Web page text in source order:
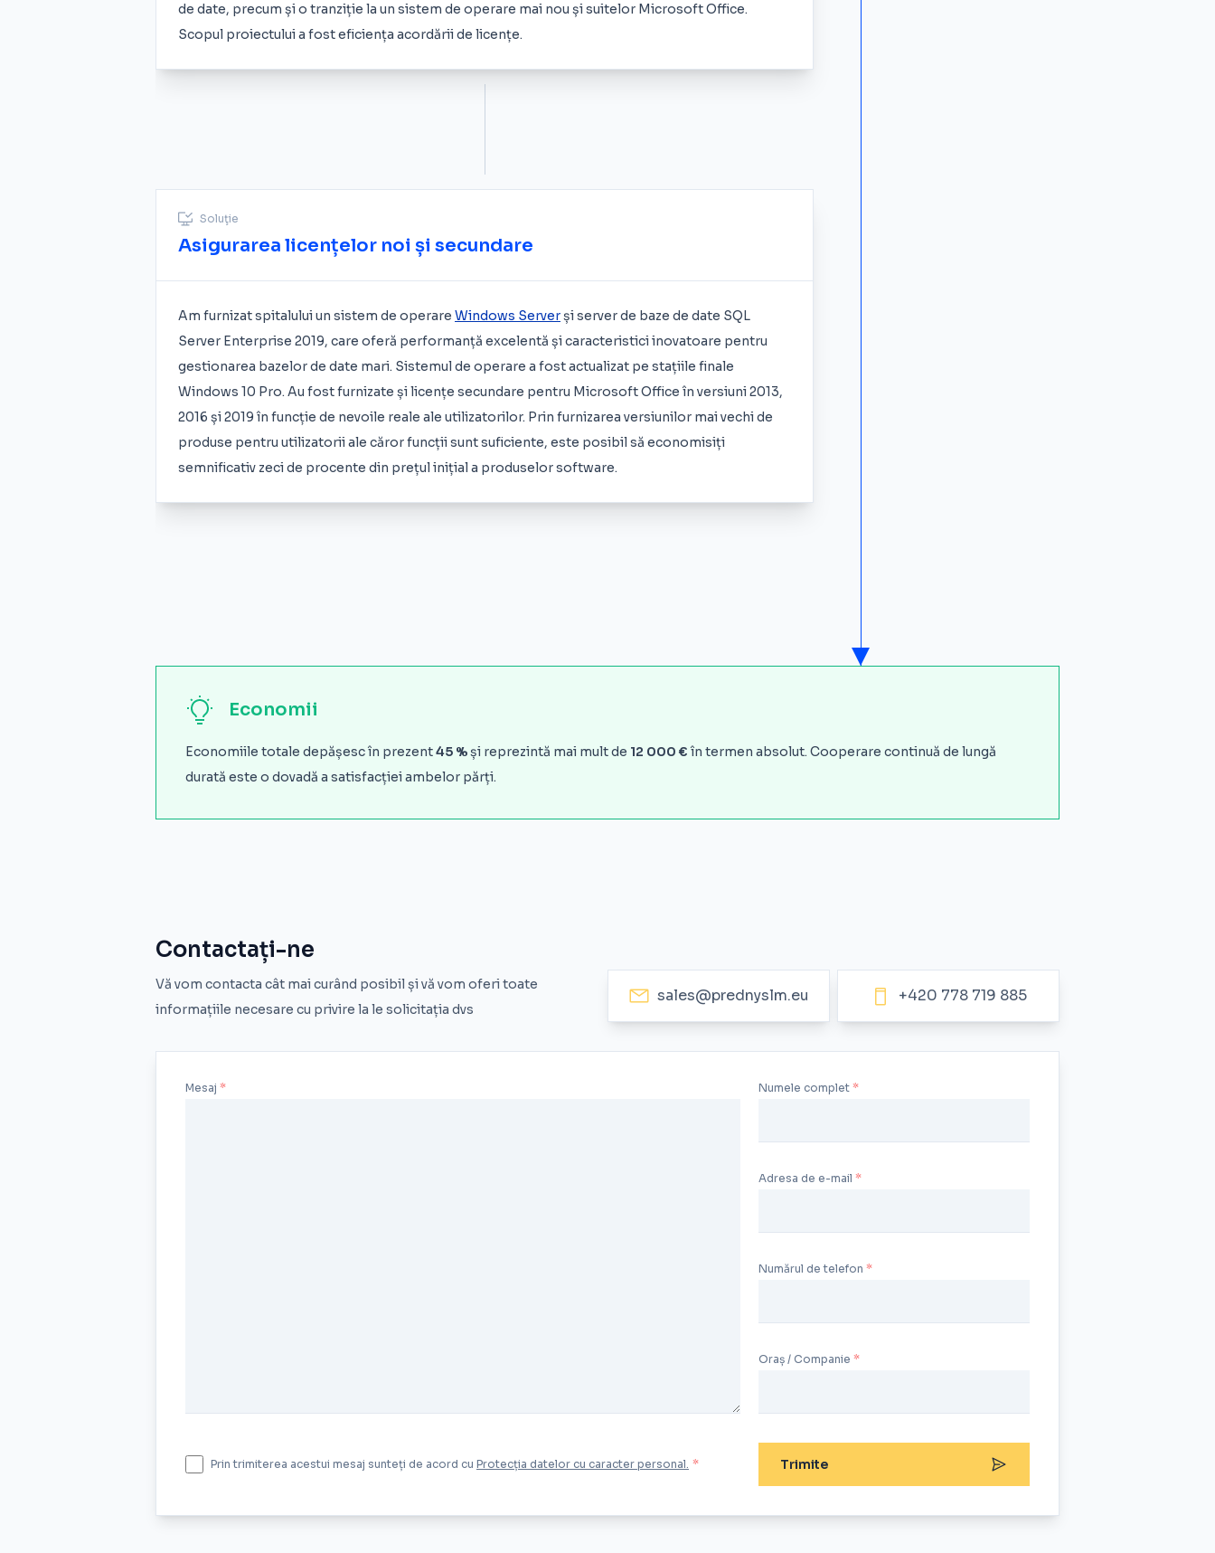
de date, precum și o tranziție la un sistem de operare mai nou și suitelor Microsoft Office.
Scopul proiectului a fost eficiența acordării de licențe.
Soluţie
Asigurarea licențelor noi și secundare
Am furnizat spitalului un sistem de operare Windows Serverși server de baze de date SQL
Server Enterprise 2019, care oferă performanță excelentă și caracteristici inovatoare pentru
gestionarea bazelor de date mari. Sistemul de operare a fost actualizat pe stațiile finale
Windows 10 Pro. Au fost furnizate și licențe secundare pentru Microsoft Office în versiuni 2013,
2016 și 2019 în funcție de nevoile reale ale utilizatorilor. Prin furnizarea versiunilor mai vechi de
produse pentru utilizatorii ale căror funcții sunt suficiente, este posibil să economisiți
semnificativ zeci de procente din prețul inițial a produselor software.
Economii
Economiile totale depășesc în prezent45 %și reprezintă mai mult de 12 000 € în termen absolut. Cooperare continuă de lungă
durată este o dovadă a satisfacției ambelor părți.
Contactați-ne
Vă vom contacta cât mai curând posibil și vă vom oferi toate
informațiile necesare cu privire la le solicitația dvs
sales@prednyslm.eu +420 778 719 885
Mesaj Numele complet
Adresa de e-mail
Numărul de telefon
Oraș / Companie
Prin trimiterea acestui mesaj sunteți de acord cu Protecția datelor cu caracter personal. * Trimite